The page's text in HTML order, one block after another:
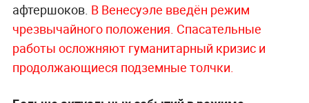
афтершоков. В Венесуэле введён режим
чрезвычайного положения. Спасательные
работы осложняют гуманитарный кризис и
продолжающиеся подземные толчки.